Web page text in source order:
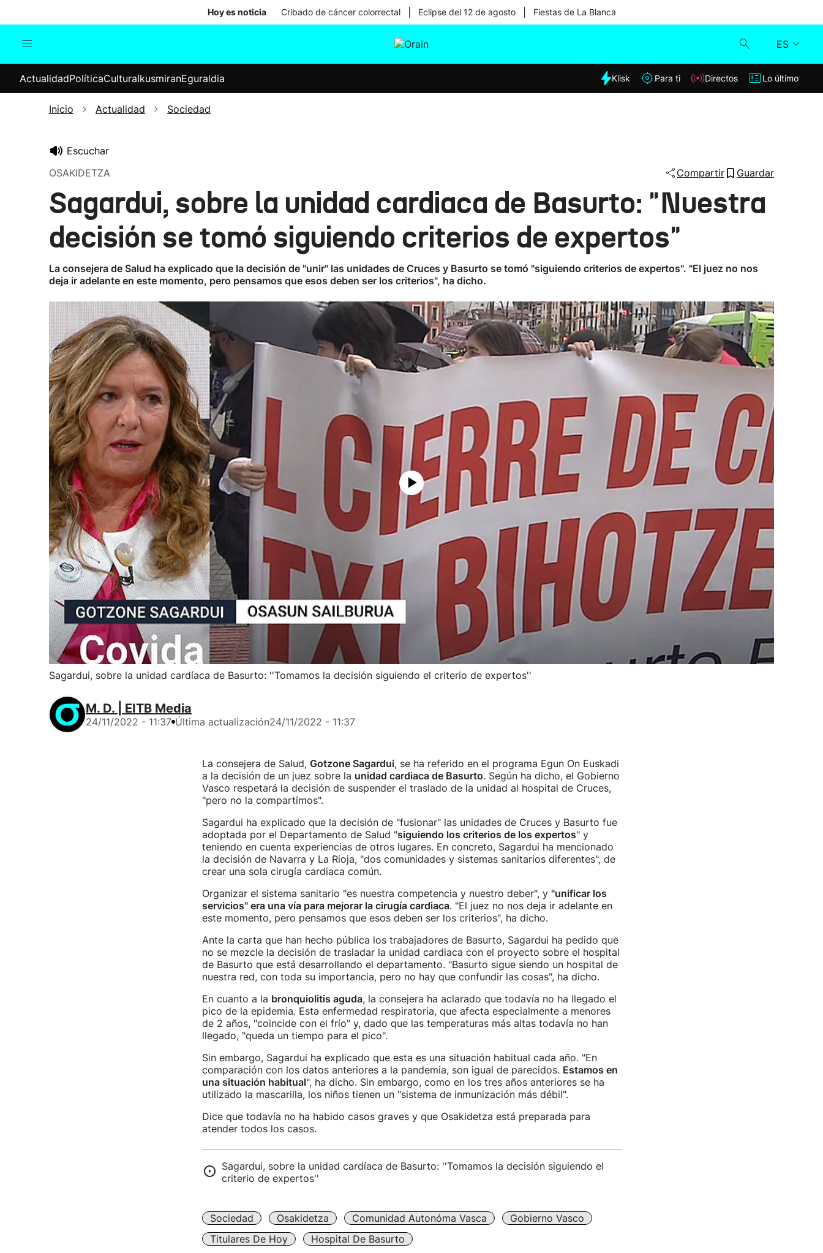
Hoy es noticia Cribado de cáncer colorrectal Eclipse del 12 de agosto Fiestas de La Blanca
ES
Internacional
Elecciones
Klisk
Lo último
ActualidadPolíticaCulturaIkusmiranEguraldia Klisk Para ti Directos Lo último
Inicio Actualidad Sociedad
Escuchar
OSAKIDETZA
Compartir Guardar
Sagardui, sobre la unidad cardiaca de Basurto: "Nuestra
decisión se tomó siguiendo criterios de expertos"
La consejera de Salud ha explicado que la decisión de "unir" las unidades de Cruces y Basurto se tomó "siguiendo criterios de expertos". "El juez no nos
deja ir adelante en este momento, pero pensamos que esos deben ser los criterios", ha dicho.
Sagardui, sobre la unidad cardíaca de Basurto: ''Tomamos la decisión siguiendo el criterio de expertos''
M. D. | EITB Media
24/11/2022 - 11:37 Última actualización24/11/2022 - 11:37
La consejera de Salud, Gotzone Sagardui, se ha referido en el programa Egun On Euskadi
a la decisión de un juez sobre la unidad cardiaca de Basurto. Según ha dicho, el Gobierno
Vasco respetará la decisión de suspender el traslado de la unidad al hospital de Cruces,
"pero no la compartimos".
Sagardui ha explicado que la decisión de "fusionar" las unidades de Cruces y Basurto fue
adoptada por el Departamento de Salud "siguiendo los criterios de los expertos" y
teniendo en cuenta experiencias de otros lugares. En concreto, Sagardui ha mencionado
la decisión de Navarra y La Rioja, "dos comunidades y sistemas sanitarios diferentes", de
crear una sola cirugía cardiaca común.
Organizar el sistema sanitario "es nuestra competencia y nuestro deber", y "unificar los
servicios" era una vía para mejorar la cirugía cardiaca. "El juez no nos deja ir adelante en
este momento, pero pensamos que esos deben ser los criterios", ha dicho.
Ante la carta que han hecho pública los trabajadores de Basurto, Sagardui ha pedido que
no se mezcle la decisión de trasladar la unidad cardiaca con el proyecto sobre el hospital
de Basurto que está desarrollando el departamento. "Basurto sigue siendo un hospital de
nuestra red, con toda su importancia, pero no hay que confundir las cosas", ha dicho.
En cuanto a la bronquiolitis aguda, la consejera ha aclarado que todavía no ha llegado el
pico de la epidemia. Esta enfermedad respiratoria, que afecta especialmente a menores
de 2 años, "coincide con el frío" y, dado que las temperaturas más altas todavía no han
llegado, "queda un tiempo para el pico".
Sin embargo, Sagardui ha explicado que esta es una situación habitual cada año. "En
comparación con los datos anteriores a la pandemia, son igual de parecidos. Estamos en
una situación habitual", ha dicho. Sin embargo, como en los tres años anteriores se ha
utilizado la mascarilla, los niños tienen un "sistema de inmunización más débil".
Dice que todavía no ha habido casos graves y que Osakidetza está preparada para
atender todos los casos.
Sagardui, sobre la unidad cardíaca de Basurto: ''Tomamos la decisión siguiendo el
criterio de expertos''
Sociedad Osakidetza Comunidad Autonóma Vasca
Gobierno Vasco
Titulares De Hoy
Hospital De Basurto